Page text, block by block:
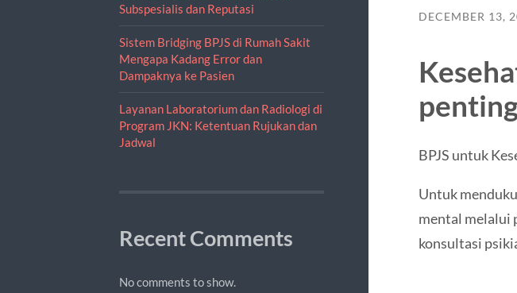
Subspesialis dan Reputasi
Sistem Bridging BPJS di Rumah Sakit
Mengapa Kadang Error dan
Dampaknya ke Pasien
Layanan Laboratorium dan Radiologi di
Program JKN: Ketentuan Rujukan dan
Jadwal
Recent Comments
No comments to show.
DECEMBER 13,
BPJS untuk
Untuk
mental melalui
konsultasi